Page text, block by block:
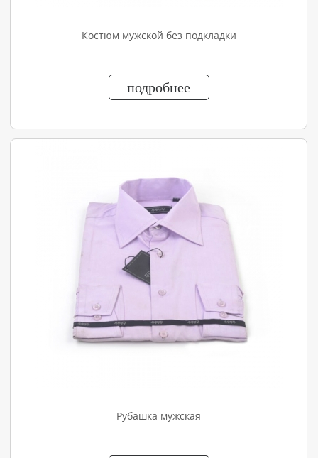
Костюм мужской без подкладки
подробнее
Рубашка мужская